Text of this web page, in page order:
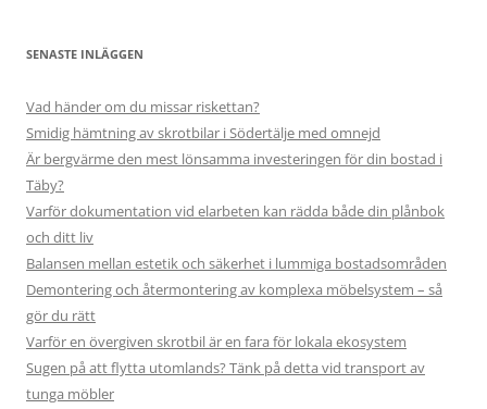
SENASTE INLÄGGEN
Vad händer om du missar riskettan?
Smidig hämtning av skrotbilar i Södertälje med omnejd
Är bergvärme den mest lönsamma investeringen för din bostad i
Täby?
Varför dokumentation vid elarbeten kan rädda både din plånbok
och ditt liv
Balansen mellan estetik och säkerhet i lummiga bostadsområden
Demontering och återmontering av komplexa möbelsystem – så
gör du rätt
Varför en övergiven skrotbil är en fara för lokala ekosystem
Sugen på att flytta utomlands? Tänk på detta vid transport av
tunga möbler